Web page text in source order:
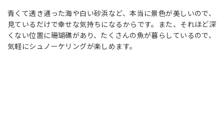
青くて透き通った海や白い砂浜など、本当に景色が美しいので、
見ているだけで幸せな気持ちになるからです。また、それほど深
くない位置に珊瑚礁があり、たくさんの魚が暮らしているので、
気軽にシュノーケリングが楽しめます。